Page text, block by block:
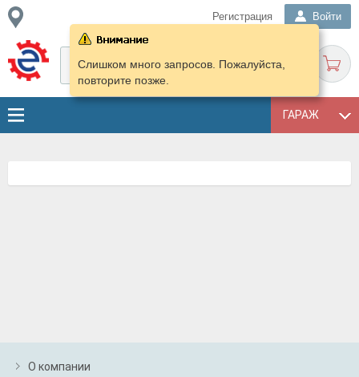
Регистрация Войти
ГАРАЖ
Слишком много запросов. Пожалуйста,
повторите позже.
О компании